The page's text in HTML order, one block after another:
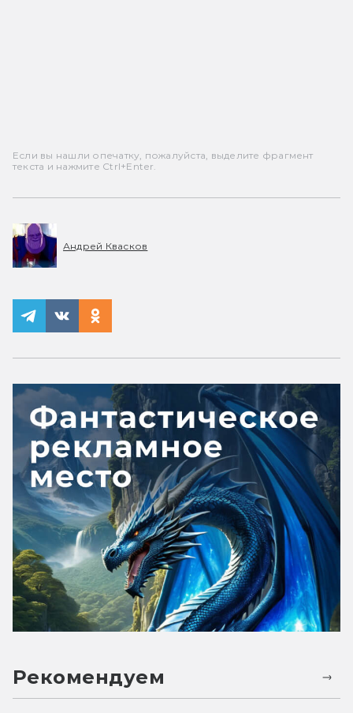
Если вы нашли опечатку, пожалуйста, выделите фрагмент
текста и нажмите Ctrl+Enter.
Андрей Квасков
Рекомендуем